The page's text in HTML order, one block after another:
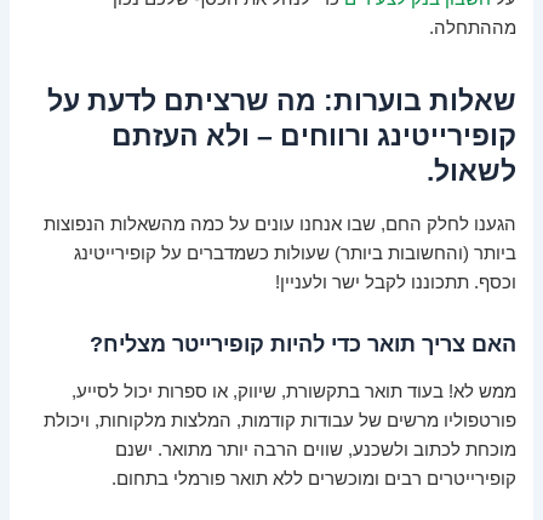
מההתחלה.
שאלות בוערות: מה שרציתם לדעת על
קופירייטינג ורווחים – ולא העזתם
לשאול.
הגענו לחלק החם, שבו אנחנו עונים על כמה מהשאלות הנפוצות
ביותר (והחשובות ביותר) שעולות כשמדברים על קופירייטינג
וכסף. תתכוננו לקבל ישר ולעניין!
האם צריך תואר כדי להיות קופירייטר מצליח?
ממש לא! בעוד תואר בתקשורת, שיווק, או ספרות יכול לסייע,
פורטפוליו מרשים של עבודות קודמות, המלצות מלקוחות, ויכולת
מוכחת לכתוב ולשכנע, שווים הרבה יותר מתואר. ישנם
קופירייטרים רבים ומוכשרים ללא תואר פורמלי בתחום.